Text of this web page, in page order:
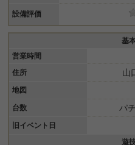
設備評価
基
営業時間
住所 山
地図
台数 パ
旧イベント日
遊